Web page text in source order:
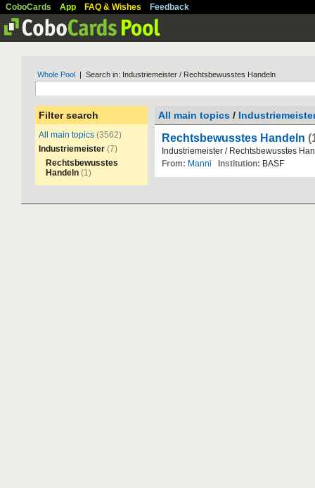
CoboCards App FAQ & Wishes Feedback
Whole Pool | Search in: Industriemeister / Rechtsbewusstes Handeln
Filter search
All main topics (3562)
Industriemeister (7)
Rechtsbewusstes
Handeln (1)
All main topics /
Rechtsbewusstes Handeln
Industriemeister / Rechtsbewusstes
From: Manni Institution: BASF